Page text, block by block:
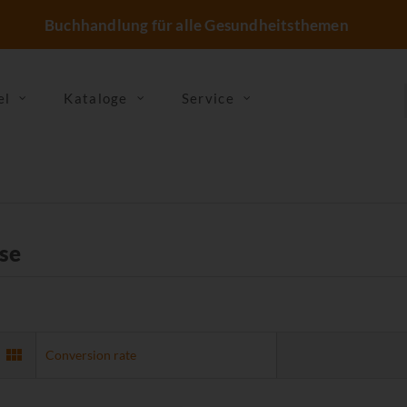
Buchhandlung für alle Gesundheitsthemen
Kataloge Service